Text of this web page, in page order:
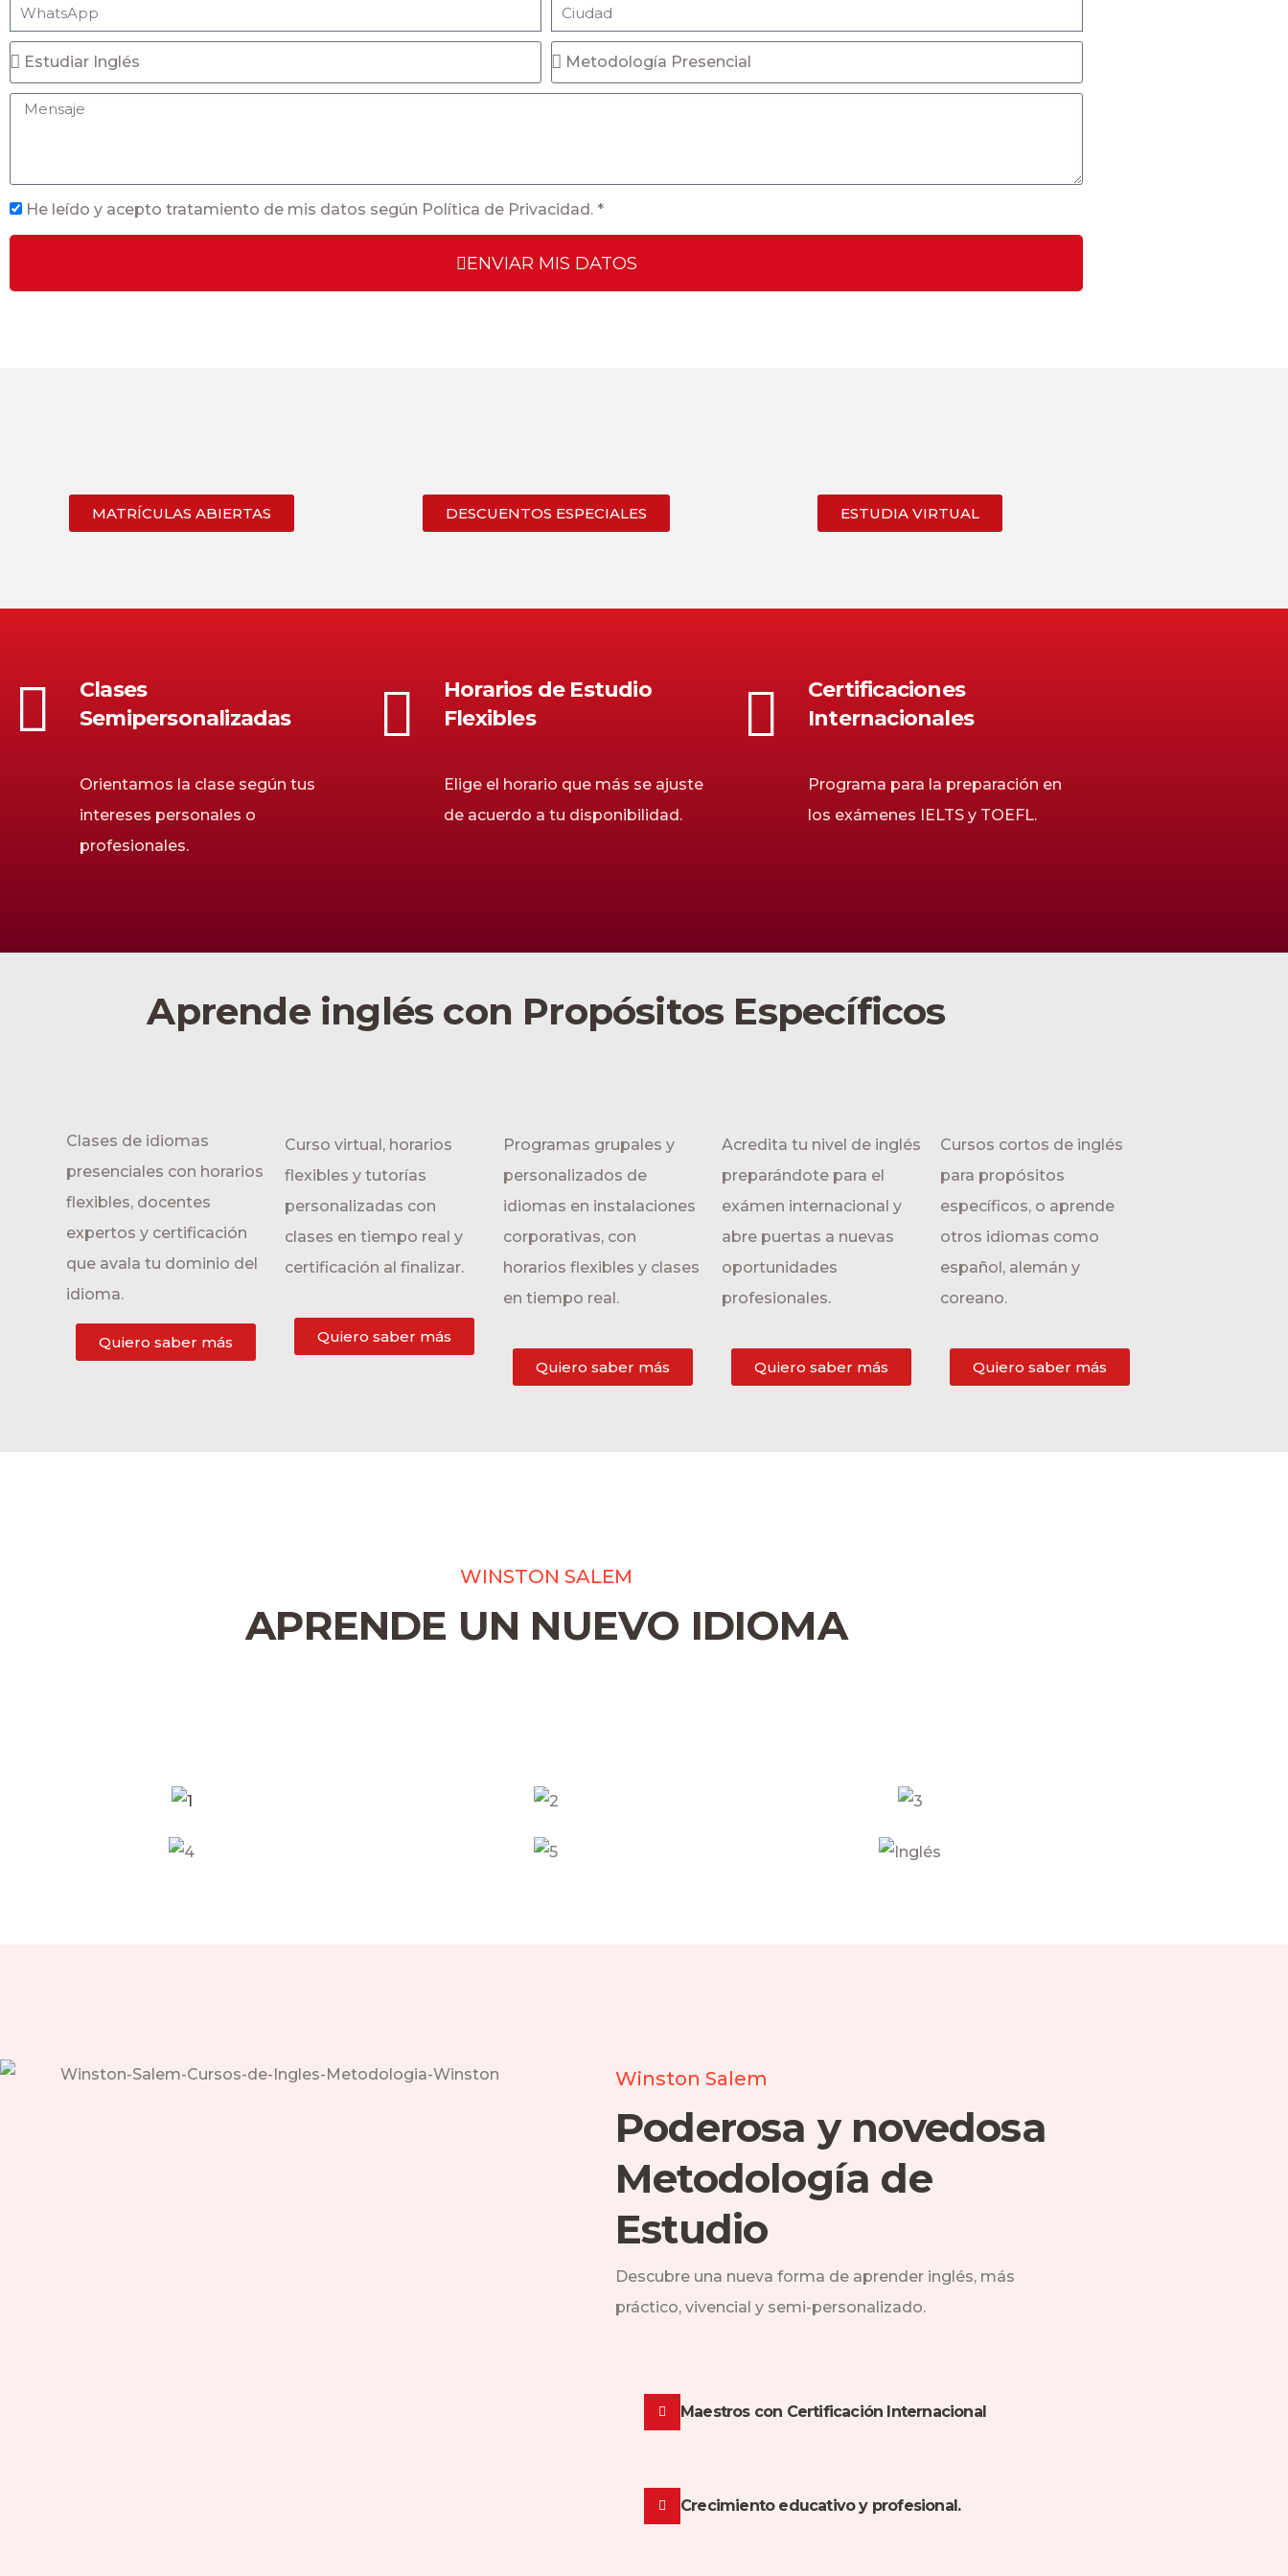
He leído y acepto tratamiento de mis datos según Política de Privacidad. *
ENVIAR MIS DATOS
MATRÍCULAS ABIERTAS DESCUENTOS ESPECIALES ESTUDIA VIRTUAL
Clases
Semipersonalizadas
Orientamos la clase según tus
intereses personales o
profesionales.
Horarios de Estudio
Flexibles
Elige el horario que más se ajuste
de acuerdo a tu disponibilidad.
Certificaciones
Internacionales
Programa para la preparación en
los exámenes IELTS y TOEFL.
Aprende inglés con Propósitos Específicos
Clases de idiomas
presenciales con horarios
flexibles, docentes
expertos y certificación
que avala tu dominio del
idioma.
Quiero saber más
Curso virtual, horarios
flexibles y tutorías
personalizadas con
clases en tiempo real y
certificación al finalizar.
Quiero saber más
Programas grupales y
personalizados de
idiomas en instalaciones
corporativas, con
horarios flexibles y clases
en tiempo real.
Quiero saber más
Acredita tu nivel de inglés
preparándote para el
exámen internacional y
abre puertas a nuevas
oportunidades
profesionales.
Quiero saber más
Cursos cortos de inglés
para propósitos
específicos, o aprende
otros idiomas como
español, alemán y
coreano.
Quiero saber más
WINSTON SALEM
APRENDE UN NUEVO IDIOMA
Winston Salem
Poderosa y novedosa
Metodología de
Estudio
Descubre una nueva forma de aprender inglés, más
práctico, vivencial y semi-personalizado.
Maestros con Certificación Internacional
Crecimiento educativo y profesional.